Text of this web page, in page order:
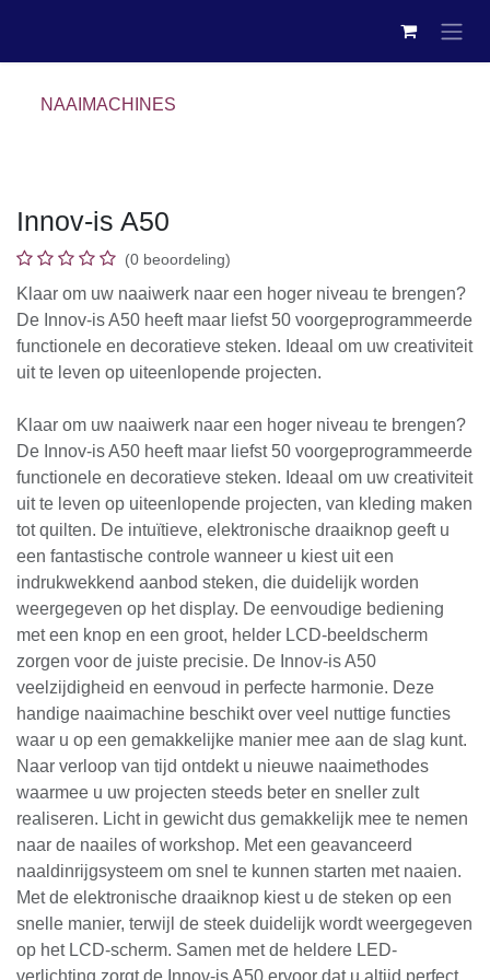
NAAIMACHINES
Innov-is A50
(0 beoordeling)
Klaar om uw naaiwerk naar een hoger niveau te brengen?
De Innov-is A50 heeft maar liefst 50 voorgeprogrammeerde
functionele en decoratieve steken. Ideaal om uw creativiteit
uit te leven op uiteenlopende projecten.
Klaar om uw naaiwerk naar een hoger niveau te brengen?
De Innov-is A50 heeft maar liefst 50 voorgeprogrammeerde
functionele en decoratieve steken. Ideaal om uw creativiteit
uit te leven op uiteenlopende projecten, van kleding maken
tot quilten. De intuïtieve, elektronische draaiknop geeft u
een fantastische controle wanneer u kiest uit een
indrukwekkend aanbod steken, die duidelijk worden
weergegeven op het display. De eenvoudige bediening
met een knop en een groot, helder LCD-beeldscherm
zorgen voor de juiste precisie. De Innov-is A50
veelzijdigheid en eenvoud in perfecte harmonie. Deze
handige naaimachine beschikt over veel nuttige functies
waar u op een gemakkelijke manier mee aan de slag kunt.
Naar verloop van tijd ontdekt u nieuwe naaimethodes
waarmee u uw projecten steeds beter en sneller zult
realiseren. Licht in gewicht dus gemakkelijk mee te nemen
naar de naailes of workshop. Met een geavanceerd
naaldinrijgsysteem om snel te kunnen starten met naaien.
Met de elektronische draaiknop kiest u de steken op een
snelle manier, terwijl de steek duidelijk wordt weergegeven
op het LCD-scherm. Samen met de heldere LED-
verlichting zorgt de Innov-is A50 ervoor dat u altijd perfect